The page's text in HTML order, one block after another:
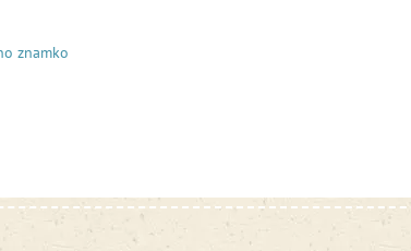
znamko